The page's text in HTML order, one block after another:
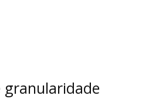
granularidade